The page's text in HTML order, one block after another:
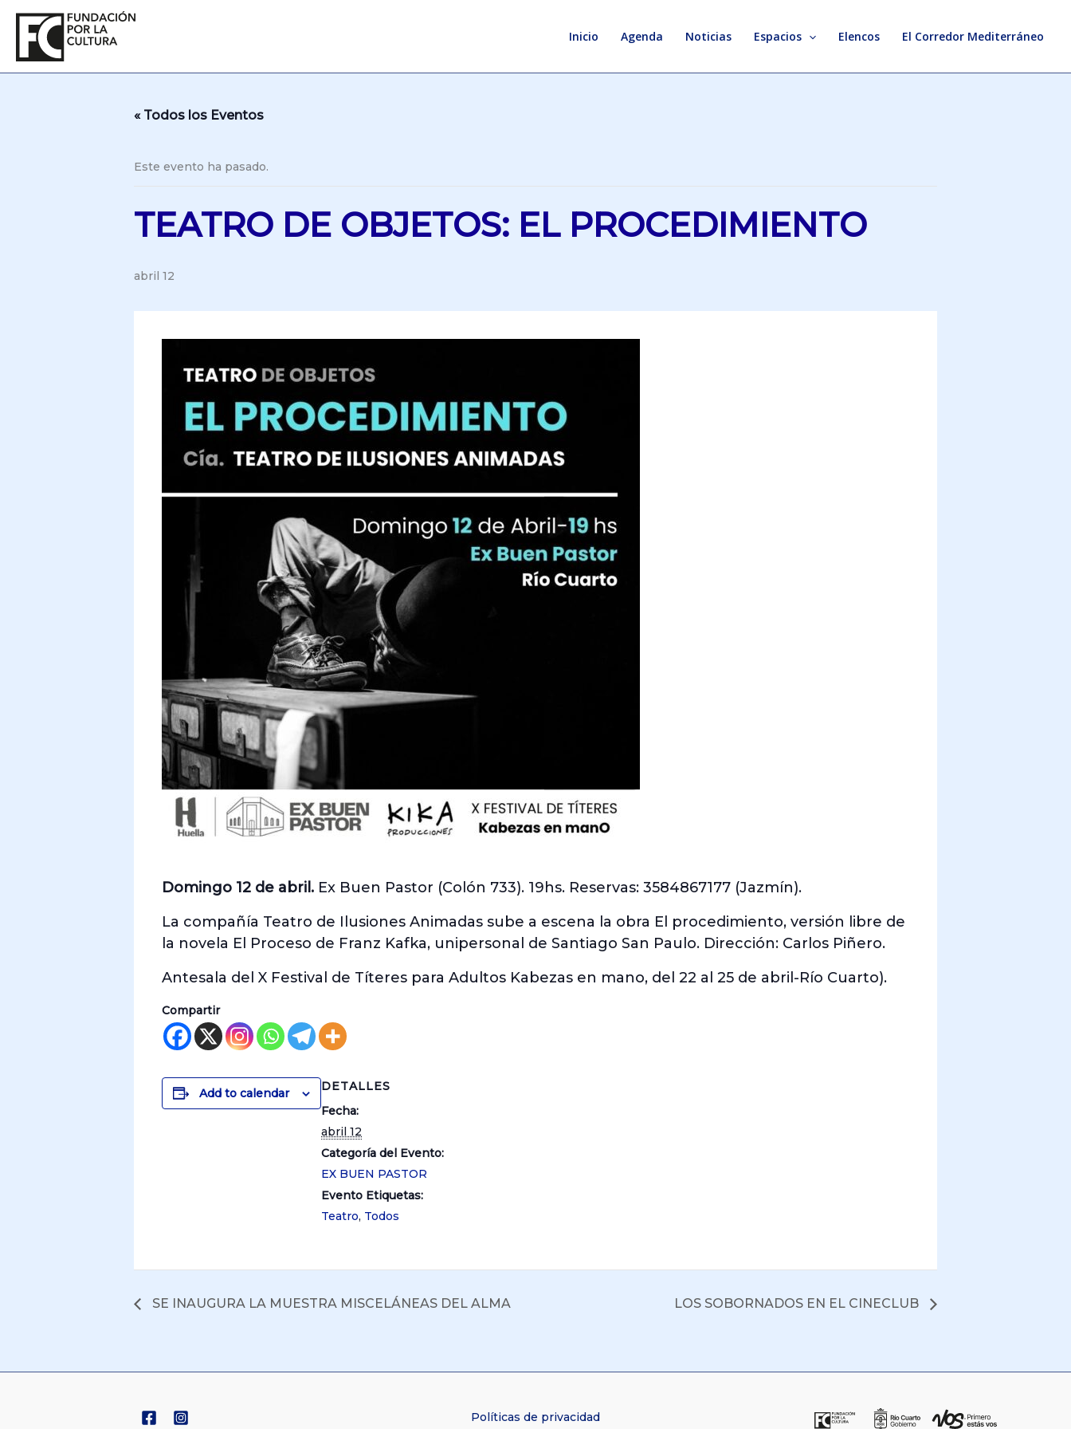
contenido
Inicio Agenda Noticias Espacios Elencos El Corredor Mediterráneo
« Todos los Eventos
Este evento ha pasado.
TEATRO DE OBJETOS: EL PROCEDIMIENTO
abril 12
Domingo 12 de abril. Ex Buen Pastor (Colón 733). 19hs. Reservas: 3584867177 (Jazmín).
La compañía Teatro de Ilusiones Animadas sube a escena la obra El procedimiento, versión libre de
la novela El Proceso de Franz Kafka, unipersonal de Santiago San Paulo. Dirección: Carlos Piñero.
Antesala del X Festival de Títeres para Adultos Kabezas en mano, del 22 al 25 de abril-Río Cuarto).
Compartir
Add to calendar
DETALLES
Fecha:
abril 12
Categoría del Evento:
EX BUEN PASTOR
Evento Etiquetas:
Teatro, Todos
SE INAUGURA LA MUESTRA MISCELÁNEAS DEL ALMA LOS SOBORNADOS EN EL CINECLUB
Políticas de privacidad